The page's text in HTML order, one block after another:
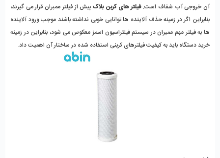
آن خروجی آب شفاف است.فیلتر های کربن بلاکپیش از فیلتر ممبران قرار می گیرند،
بنابراین اگر در زمینه حذف آلاینده ها توانایی خوبی نداشته باشند موجب ورود آلاینده
ها به فیلتر مهم ممبران در سیستم فیلتراسیون اسمز معکوس می شود، بنابراین در زمینه
خرید دستگاه باید به کیفیت فیلترهای کربنی استفاده شده در ساختار آن اهمیت داد.